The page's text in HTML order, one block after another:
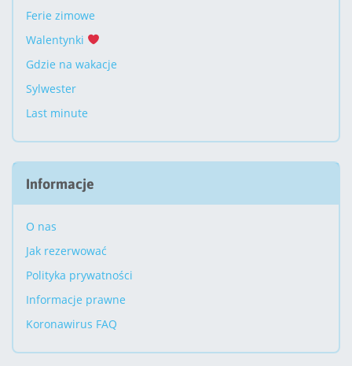
Ferie zimowe
Walentynki
Gdzie na wakacje
Sylwester
Last minute
Informacje
O nas
Jak rezerwować
Polityka prywatności
Informacje prawne
Koronawirus FAQ